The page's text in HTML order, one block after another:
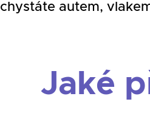
chystáte autem,
Jaké